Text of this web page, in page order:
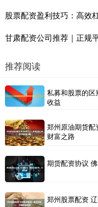
股票配资盈利技巧：高效
甘肃配资公司推荐｜正规
推荐阅读
私募和股票的
收益
郑州原油期货
财富之路
期货配资协议
郑州股票配资